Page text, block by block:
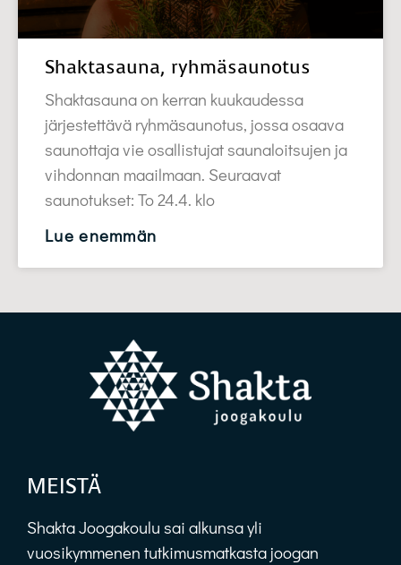
Shaktasauna, ryhmäsaunotus
Shaktasauna on kerran kuukaudessa
järjestettävä ryhmäsaunotus, jossa osaava
saunottaja vie osallistujat saunaloitsujen ja
vihdonnan maailmaan. Seuraavat
saunotukset: To 24.4. klo
Lue enemmän
MEISTÄ
Shakta Joogakoulu sai alkunsa yli
vuosikymmenen tutkimusmatkasta joogan